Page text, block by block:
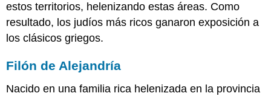
estos territorios, helenizando estas áreas. Como
resultado, los judíos más ricos ganaron exposición a
los clásicos griegos.
Filón de Alejandría
Nacido en una familia rica helenizada en la provincia